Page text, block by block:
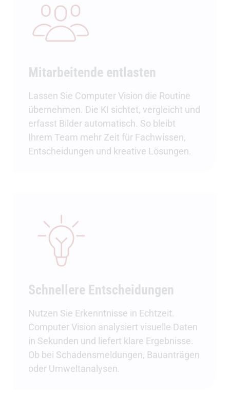
Mitarbeitende entlasten
Lassen Sie Computer Vision die Routine
übernehmen. Die KI sichtet, vergleicht und
erfasst Bilder automatisch. So bleibt
Ihrem Team mehr Zeit für Fachwissen,
Entscheidungen und kreative Lösungen.
Schnellere Entscheidungen
Nutzen Sie Erkenntnisse in Echtzeit.
Computer Vision analysiert visuelle Daten
in Sekunden und liefert klare Ergebnisse.
Ob bei Schadensmeldungen, Bauanträgen
oder Umweltanalysen.